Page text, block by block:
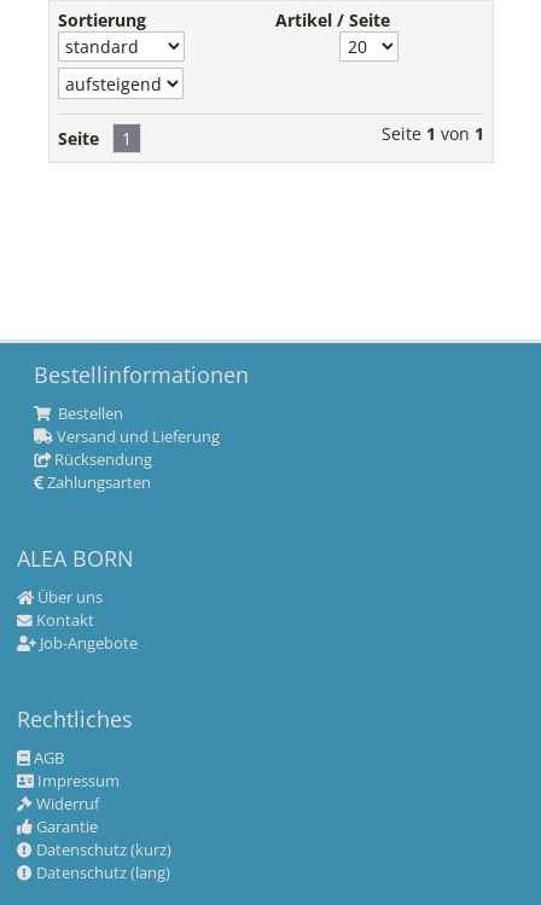
Sortierung Artikel / Seite
Seite 1 Seite 1 von 1
Bestellinformationen
Bestellen
Versand und Lieferung
Rücksendung
Zahlungsarten
ALEA BORN
Über uns
Kontakt
Job-Angebote
Rechtliches
AGB
Impressum
Widerruf
Garantie
Datenschutz (kurz)
Datenschutz (lang)